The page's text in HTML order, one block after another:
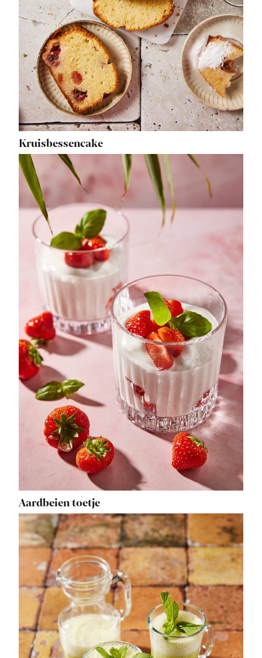
Kruisbessencake
Aardbeien toetje